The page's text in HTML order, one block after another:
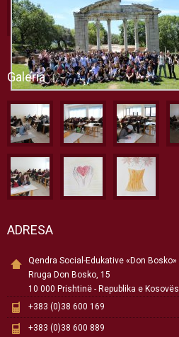
Galeria
ADRESA
Qendra Social-Edukative «Don Bosko»
Rruga Don Bosko, 15
10 000 Prishtinë - Republika e Kosovës
+383 (0)38 600 169
+383 (0)38 600 889